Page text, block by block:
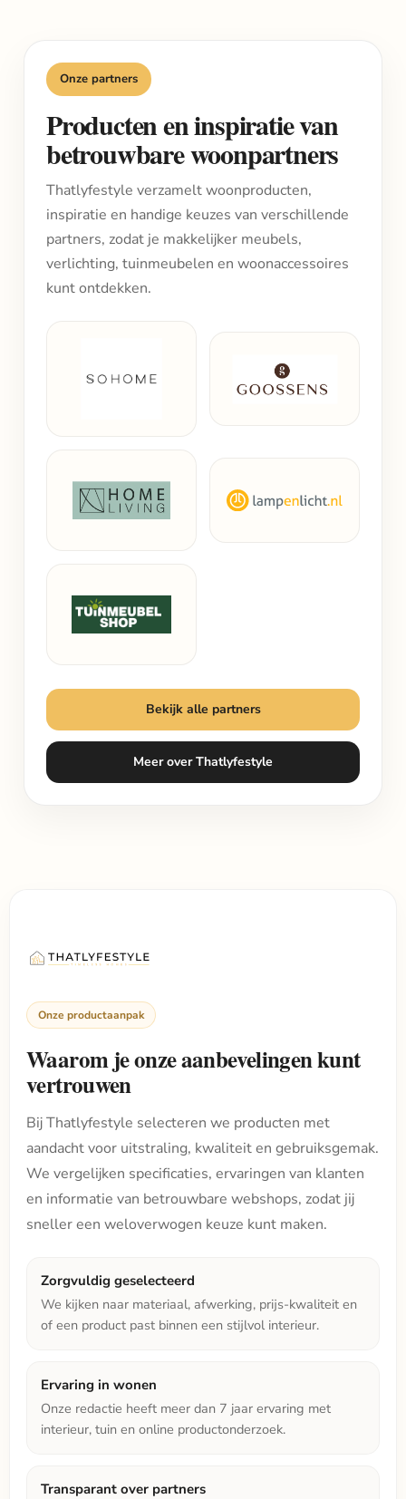
Onze partners
Producten en inspiratie van
betrouwbare woonpartners
Thatlyfestyle verzamelt woonproducten,
inspiratie en handige keuzes van verschillende
partners, zodat je makkelijker meubels,
verlichting, tuinmeubelen en woonaccessoires
kunt ontdekken.
Bekijk alle partners
Meer over Thatlyfestyle
Onze productaanpak
Waarom je onze aanbevelingen kunt
vertrouwen
Bij Thatlyfestyle selecteren we producten met
aandacht voor uitstraling, kwaliteit en gebruiksgemak.
We vergelijken specificaties, ervaringen van klanten
en informatie van betrouwbare webshops, zodat jij
sneller een weloverwogen keuze kunt maken.
Zorgvuldig geselecteerd
We kijken naar materiaal, afwerking, prijs-kwaliteit en
of een product past binnen een stijlvol interieur.
Ervaring in wonen
Onze redactie heeft meer dan 7 jaar ervaring met
interieur, tuin en online productonderzoek.
Transparant over partners